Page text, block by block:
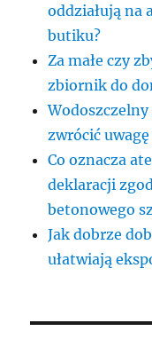
oddziałują na
butiku?
Za małe czy
zbiornik do
zwrócić
Co oznacza
deklaracji
betonowego
Jak dobrze
ułatwiają